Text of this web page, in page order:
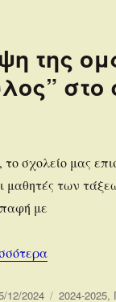
της
στο
το σχολείο μας
των
με
“Επίσκεψη
12/2024 2024-2025,